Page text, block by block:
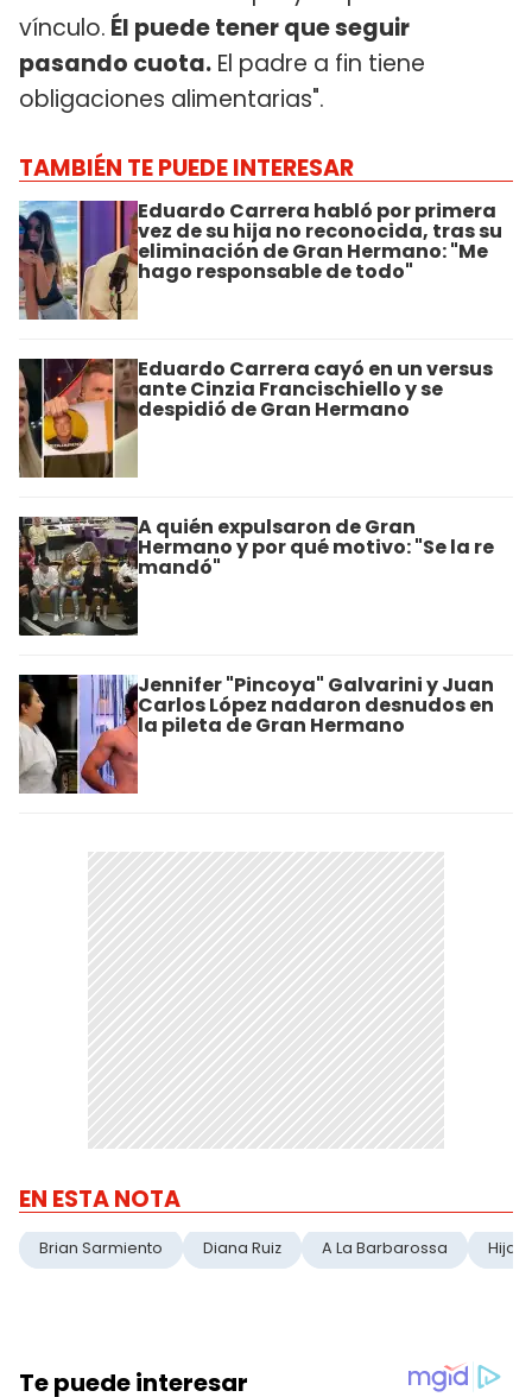
vínculo. Él puede tener que seguir
pasando cuota. El padre a fin tiene
obligaciones alimentarias".
TAMBIÉN TE PUEDE INTERESAR
Eduardo Carrera habló por primera
vez de su hija no reconocida, tras su
eliminación de Gran Hermano: "Me
hago responsable de todo"
Eduardo Carrera cayó en un versus
ante Cinzia Francischiello y se
despidió de Gran Hermano
A quién expulsaron de Gran
Hermano y por qué motivo: "Se la re
mandó"
Jennifer "Pincoya" Galvarini y Juan
Carlos López nadaron desnudos en
la pileta de Gran Hermano
EN ESTA NOTA
Brian Sarmiento Diana Ruiz A La Barbarossa Hijas